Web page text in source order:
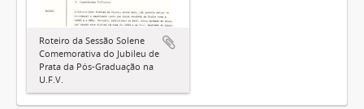
Roteiro da Sessão Solene
Comemorativa do Jubileu de
Prata da Pós-Graduação na
U.F.V.